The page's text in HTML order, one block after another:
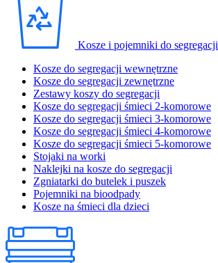
Kosze i pojemniki do segregacji
Kosze do segregacji wewnętrzne
Kosze do segregacji zewnętrzne
Zestawy koszy do segregacji
Kosze do segregacji śmieci 2-komorowe
Kosze do segregacji śmieci 3-komorowe
Kosze do segregacji śmieci 4-komorowe
Kosze do segregacji śmieci 5-komorowe
Stojaki na worki
Naklejki na kosze do segregacji
Zgniatarki do butelek i puszek
Pojemniki na bioodpady
Kosze na śmieci dla dzieci